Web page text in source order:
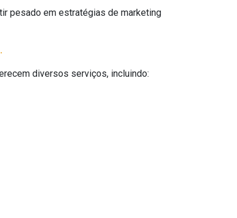
pesado em estratégias de marketing
diversos serviços, incluindo: